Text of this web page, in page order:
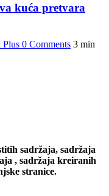
kuća pretvara
Plus 0 Comments 3 min
sadržaja, sadržaja
, sadržaja kreiranih
stranice.